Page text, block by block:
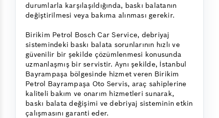
durumlarla karşılaşıldığında, baskı balatanın
değiştirilmesi veya bakıma alınması gerekir.
Birikim Petrol Bosch Car Service, debriyaj
sistemindeki baskı balata sorunlarının hızlı ve
güvenilir bir şekilde çözümlenmesi konusunda
uzmanlaşmış bir servistir. Aynı şekilde, İstanbul
Bayrampaşa bölgesinde hizmet veren Birikim
Petrol Bayrampaşa Oto Servis, araç sahiplerine
kaliteli bakım ve onarım hizmetleri sunarak,
baskı balata değişimi ve debriyaj sisteminin etkin
çalışmasını garanti eder.